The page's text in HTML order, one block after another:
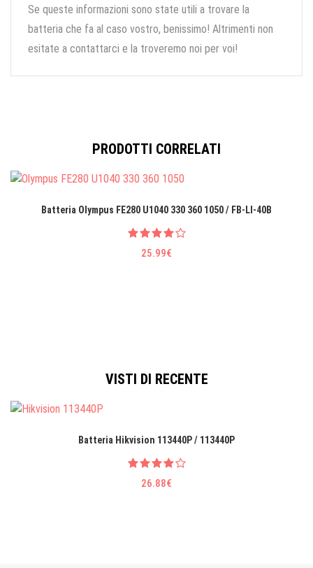
Se queste informazioni sono state utili a trovare la
batteria che fa al caso vostro, benissimo! Altrimenti non
esitate a contattarci e la troveremo noi per voi!
PRODOTTI CORRELATI
Batteria Olympus FE280 U1040 330 360 1050 / FB-LI-40B
25.99€
VISTI DI RECENTE
Batteria Hikvision 113440P / 113440P
26.88€